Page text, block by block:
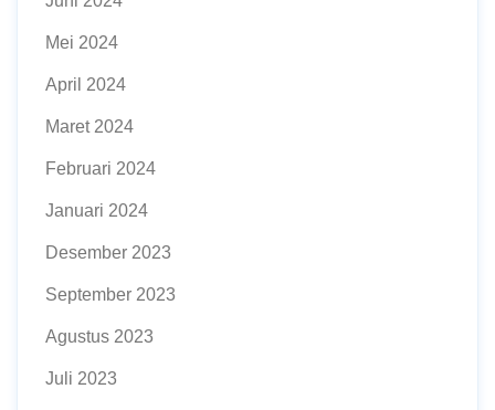
Mei 2024
April 2024
Maret 2024
Februari 2024
Januari 2024
Desember 2023
September 2023
Agustus 2023
Juli 2023